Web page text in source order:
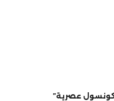
عصرية”